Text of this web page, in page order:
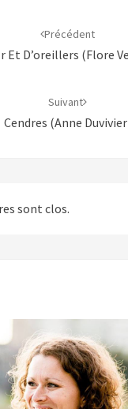
Précédent
Et D’oreillers (Flore
Suivant
Cendres (Anne
sont clos.